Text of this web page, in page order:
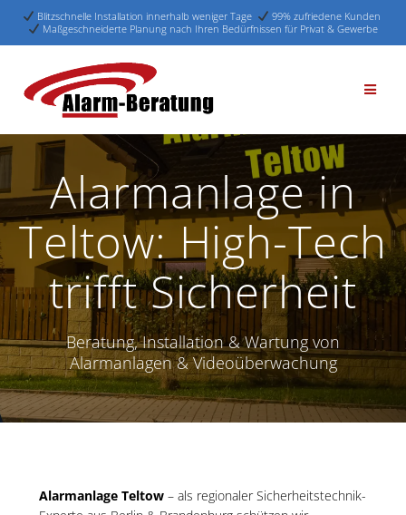
Blitzschnelle Installation innerhalb weniger Tage
99% zufriedene Kunden
Maßgeschneiderte Planung nach Ihren Bedürfnissen für Privat & Gewerbe
Alarmanlage in
Teltow: High-Tech
trifft Sicherheit
Beratung, Installation & Wartung von
Alarmanlagen & Videoüberwachung
Alarmanlage Teltow – als regionaler Sicherheitstechnik-